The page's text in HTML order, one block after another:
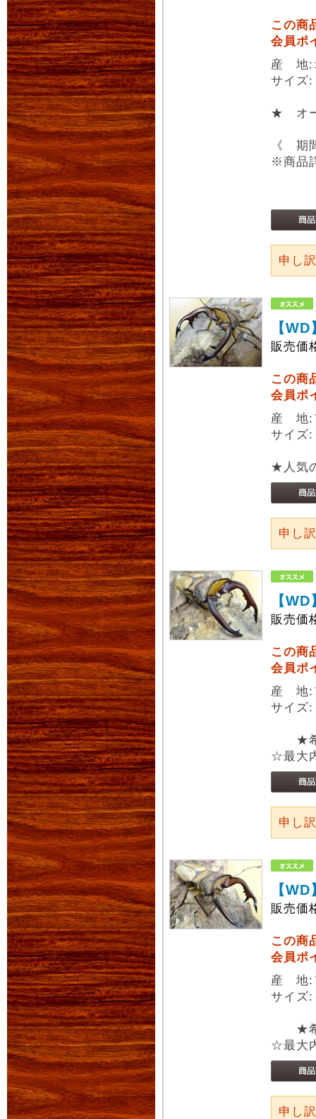
この商
会員ポ
産 地:
サイ
★ オ
《 期
※商品
申し
【
販売価
この商
会員ポ
産 地:
サイ
★人気
申し
【
販売価
この商
会員ポ
産 地:
サイ
★希
☆最大
申し
【
販売価
この商
会員ポ
産 地:
サイ
★希
☆最大
申し